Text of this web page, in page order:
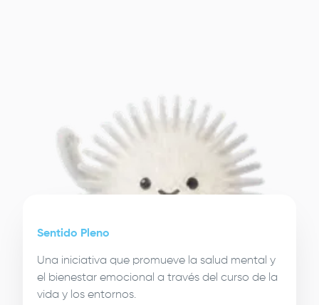
Sentido Pleno
Una iniciativa que promueve la salud mental y
el bienestar emocional a través del curso de la
vida y los entornos.